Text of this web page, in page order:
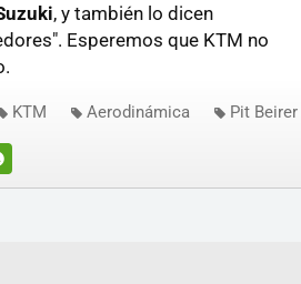
, y también lo dicen
Esperemos que KTM no
KTM Aerodinámica Pit Beirer